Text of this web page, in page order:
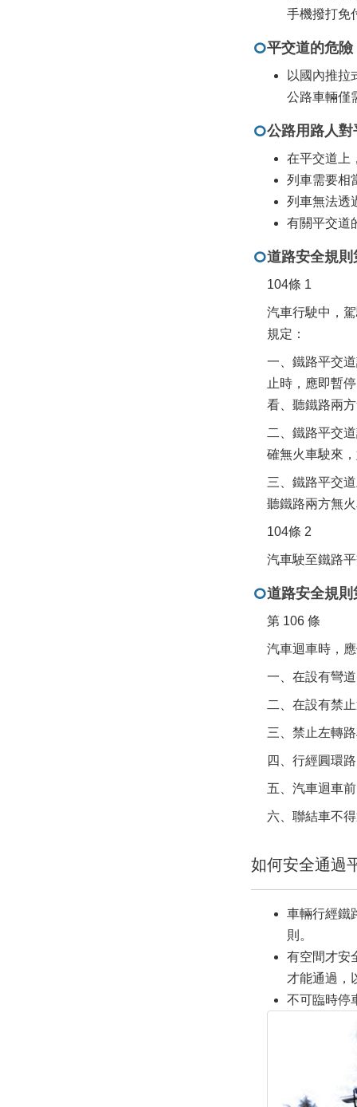
手機撥打免
平交道的危險
以國內推拉
公路車輛僅
公路用路人
在平交道上
列車需要相
列車無法透
有關平交道
道路安全規則
104條 1
汽車行駛中，
規定：
一、鐵路平交
止時，應即暫
看、聽鐵路兩
二、鐵路平交
確無火車駛來
三、鐵路平交
聽鐵路兩方無
104條 2
汽車駛至鐵路
道路安全規則
第 106 條
汽車迴車時，
一、在設有彎
二、在設有禁
三、禁止左轉
四、行經圓環
五、汽車迴車
六、聯結車不
如何安全通過
車輛行經鐵
則。
有空間才安
才能通過，
不可臨時停